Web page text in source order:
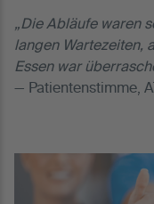
„Die Abläufe waren
langen Wartezeiten,
Essen war
— Patientenstimme,